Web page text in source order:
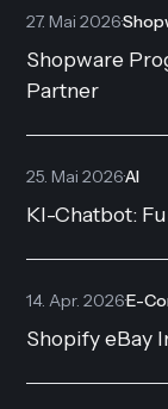
27. Mai 2026·
Shopware
Partner
25. Mai 2026·AI
KI-Chatbot:
14. Apr. 2026·E-
Shopify eBay